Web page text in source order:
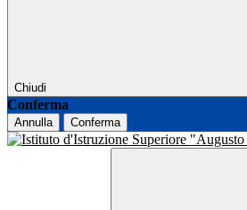
Chiudi
Conferma
Annulla Conferma